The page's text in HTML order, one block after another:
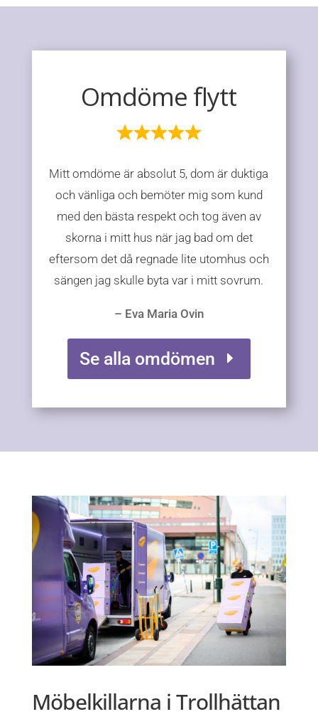
Trevliga och
tillmötesgående
Mitt omdöme är en 5, dom gjorde ett
mycket bra jobb.
Var trevliga och tillmötesgående, inga
problem.
– Eva Maria Ovin
Se alla omdömen
Möbelkillarna i Trollhättan